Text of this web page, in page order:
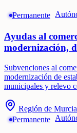
Permanente
Ayudas al
modernización,
Subvenciones al
modernización de
municipales y relevo
Región de Murcia
Permanente